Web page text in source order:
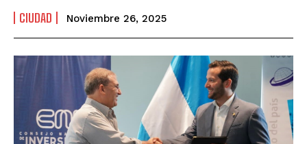
CIUDAD Noviembre 26, 2025